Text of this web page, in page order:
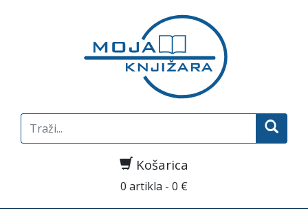
Search
for:
Košarica
0 artikla - 0 €